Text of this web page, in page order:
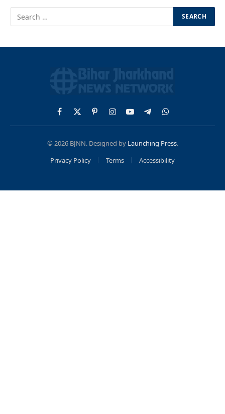
Facebook
X
(Twitter)
PinterestInstagram
YouTubeTelegramWhatsApp
© 2026 BJNN. Designed by Launching Press.
Privacy Policy
Terms Accessibility